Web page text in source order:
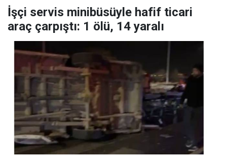
İşçi servis minibüsüyle hafif ticari
araç çarpıştı: 1 ölü, 14 yaralı